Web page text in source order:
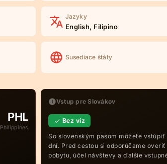
Jazyky
English, Filipino
Susediace štáty
PHL
Philippines
Vstup pre Slovákov
Bez víz
So slovenským pasom môžete
dní. Pred cestou si odporúčame
pobytu, účel návštevy a ďalšie